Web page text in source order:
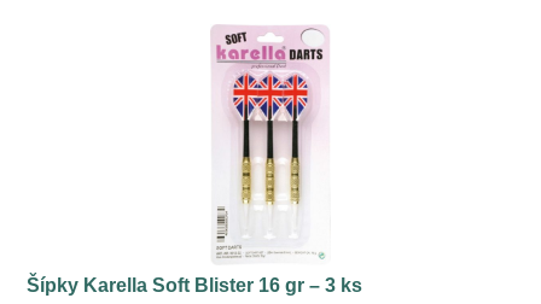
Šípky Karella Soft Blister 16 gr – 3 ks